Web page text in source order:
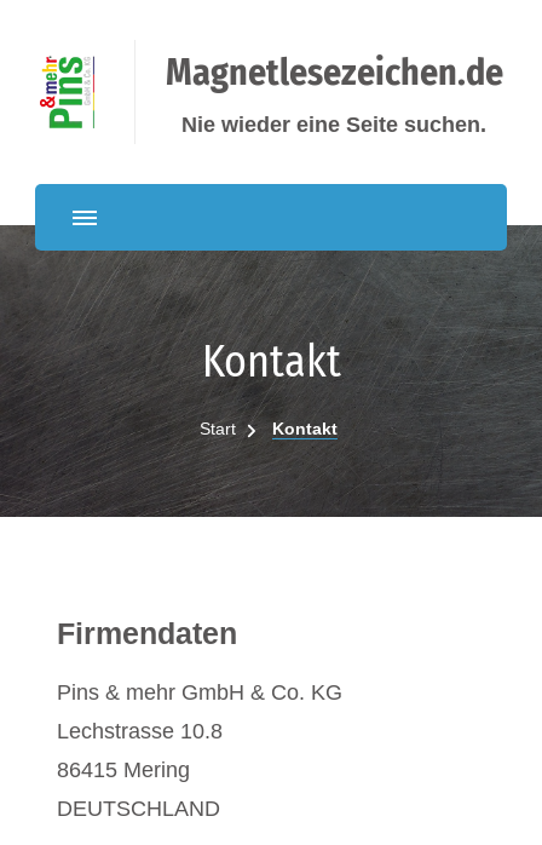
Magnetlesezeichen.de
Nie wieder eine Seite suchen.
Kontakt
Start Kontakt
Firmendaten
Pins & mehr GmbH & Co. KG
Lechstrasse 10.8
86415 Mering
DEUTSCHLAND